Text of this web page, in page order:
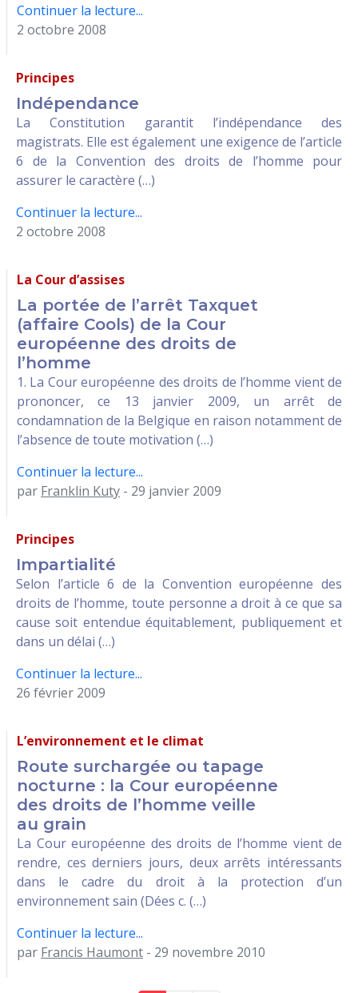
Continuer la lecture...
2 octobre 2008
Principes
Indépendance
La Constitution garantit l’indépendance des
magistrats. Elle est également une exigence de l’article
6 de la Convention des droits de l’homme pour
assurer le caractère (…)
Continuer la lecture...
2 octobre 2008
La Cour d’assises
La portée de l’arrêt Taxquet
(affaire Cools) de la Cour
européenne des droits de
l’homme
1. La Cour européenne des droits de l’homme vient de
prononcer, ce 13 janvier 2009, un arrêt de
condamnation de la Belgique en raison notamment de
l’absence de toute motivation (…)
Continuer la lecture...
par Franklin Kuty - 29 janvier 2009
Principes
Impartialité
Selon l’article 6 de la Convention européenne des
droits de l’homme, toute personne a droit à ce que sa
cause soit entendue équitablement, publiquement et
dans un délai (…)
Continuer la lecture...
26 février 2009
L’environnement et le climat
Route surchargée ou tapage
nocturne : la Cour européenne
des droits de l’homme veille
au grain
La Cour européenne des droits de l’homme vient de
rendre, ces derniers jours, deux arrêts intéressants
dans le cadre du droit à la protection d’un
environnement sain (Dées c. (…)
Continuer la lecture...
par Francis Haumont - 29 novembre 2010